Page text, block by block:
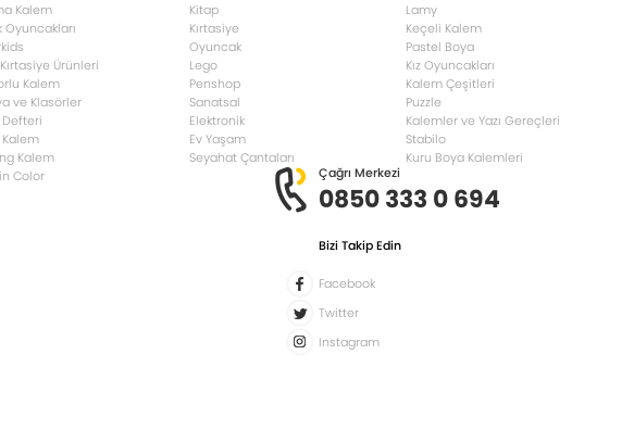
Kalem
Oyuncakları
Kırtasiye Ürünleri
Kalem
ve Klasörler
Defteri
Kalem
Color
Kitap
Kırtasiye
Oyuncak
Lego
Penshop
Sanatsal
Elektronik
Ev Yaşam
Seyahat Çantaları
Lamy
Keçeli Kalem
Pastel Boya
Kız Oyuncakları
Kalem Çeşitleri
Puzzle
Kalemler ve Yazı Gereçleri
Stabilo
Kuru Boya Kalemleri
Çağrı Merkezi
0850 333 0 694
Bizi Takip Edin
Facebook
Twitter
Instagram